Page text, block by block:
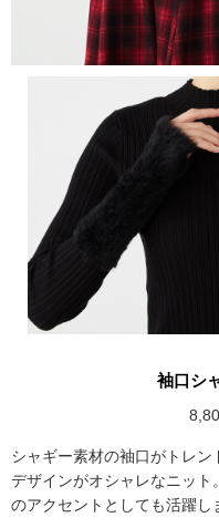
袖口シ
シャギー素材の袖口がトレ
デザインがオシャレなニット
のアクセントとしても活躍し